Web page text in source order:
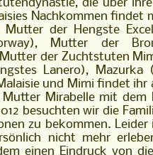
die über
Nachkommen findet
der Hengste
Mutter der
der Zuchtstuten
Lanero),
und Mimi findet ihr
Mirabelle mit dem
besuchten wir die
zu bekommen. Leider
nicht mehr
einen Eindruck von